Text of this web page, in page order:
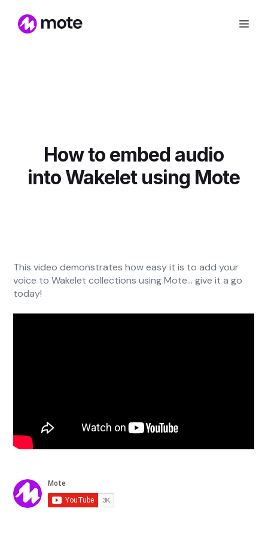
How to embed audio
into Wakelet using Mote
This video demonstrates how easy it is to add your
voice to Wakelet collections using Mote... give it a go
today!